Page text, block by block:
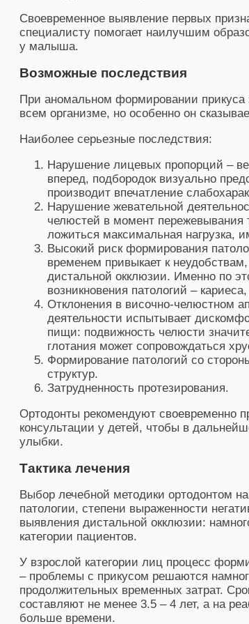
Своевременное выявление первых
специалисту помогает наилучшим
у малыша.
Возможные последствия
При аномальном формировании прикуса
всем организме, но особенно он
Наиболее серьезные последствия:
Нарушение лицевых пропорций –
вперед, подбородок визуально
производит впечатление
Нарушение жевательной
челюстей в момент пережевывания
ложиться максимальная нагрузка,
Высокий риск формирования
временем привыкает к
дистальной окклюзии. Именно по
возникновения патологий –
Отклонения в височно-челюстном
деятельности испытывает
пищи: подвижность челюсти
глотания может сопровождаться
Формирование патологий со
структур.
Затрудненность протезирования.
Ортодонты рекомендуют своевременно
консультации у детей, чтобы в
улыбки.
Тактика лечения
Выбор лечебной методики ортодонтом
патологии, степени выраженности
выявления дистальной окклюзии:
категории пациентов.
У взрослой категории лиц процесс
– проблемы с прикусом решаются
продолжительных временных затрат.
составляют не менее 3.5 – 4 лет, а на
больше времени.